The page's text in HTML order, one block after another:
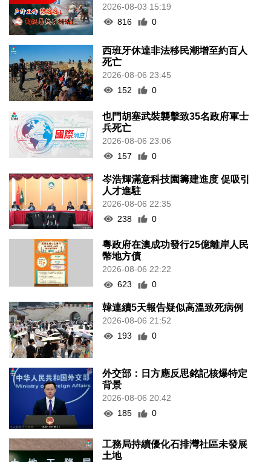
2026-08-03 15:19
816
0
西班牙休達非法移民潮增至約百人
死亡
2026-08-06 23:45
152
0
也門胡塞武裝襲擊致35名政府軍士
兵死亡
2026-08-06 23:06
157
0
岑浩輝滿意科技園籌建進度 促吸引
人才進駐
2026-08-06 22:35
238
0
粵政府在澳成功發行25億離岸人民
幣地方債
2026-08-06 22:22
623
0
韓連續5天報告疑似高溫致死病例
2026-08-06 21:52
193
0
外交部：日方應反思銘記核爆特定
背景
2026-08-06 20:42
185
0
工務局持續優化石排灣社區未發展
土地